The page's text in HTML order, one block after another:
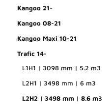
Kangoo 21-
Kangoo 08-21
Kangoo Maxi 10-21
Trafic 14-
L1H1 | 3098 mm | 5.2 m3
L2H1 | 3498 mm | 6 m3
L2H2 | 3498 mm | 8.6 m3